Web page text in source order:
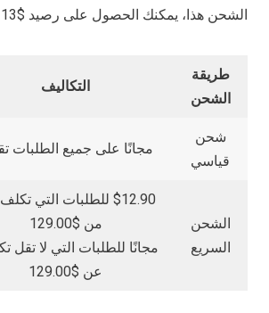
الشحن هذا، يمكنك الحصول على رصيد $13 للتسليم المتأخر.
طريقة
الشحن
التكاليف
شحن
قياسي
مجانًا على جميع الطلبات
الشحن
السريع
$12.90 للطلبات التي
من $129.00
مجانًا للطلبات التي لا تقل
عن $129.00